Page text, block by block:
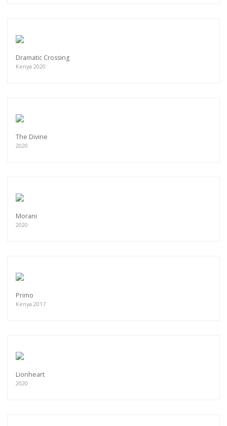
Dramatic Crossing
Kenya 2020
The Divine
2020
Morani
2020
Primo
Kenya 2017
Lionheart
2020